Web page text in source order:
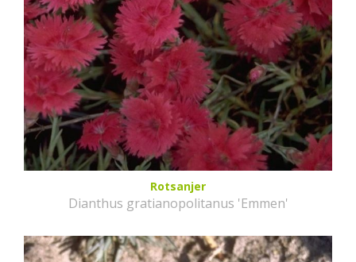
Rotsanjer
Dianthus gratianopolitanus 'Emmen'